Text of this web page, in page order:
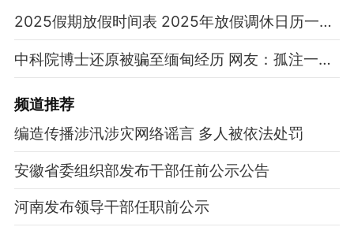
2025假期放假时间表 2025年放假调休日历一览表
中科院博士还原被骗至缅甸经历 网友：孤注一掷现实版
频道推荐
编造传播涉汛涉灾网络谣言 多人被依法处罚
安徽省委组织部发布干部任前公示公告
河南发布领导干部任职前公示